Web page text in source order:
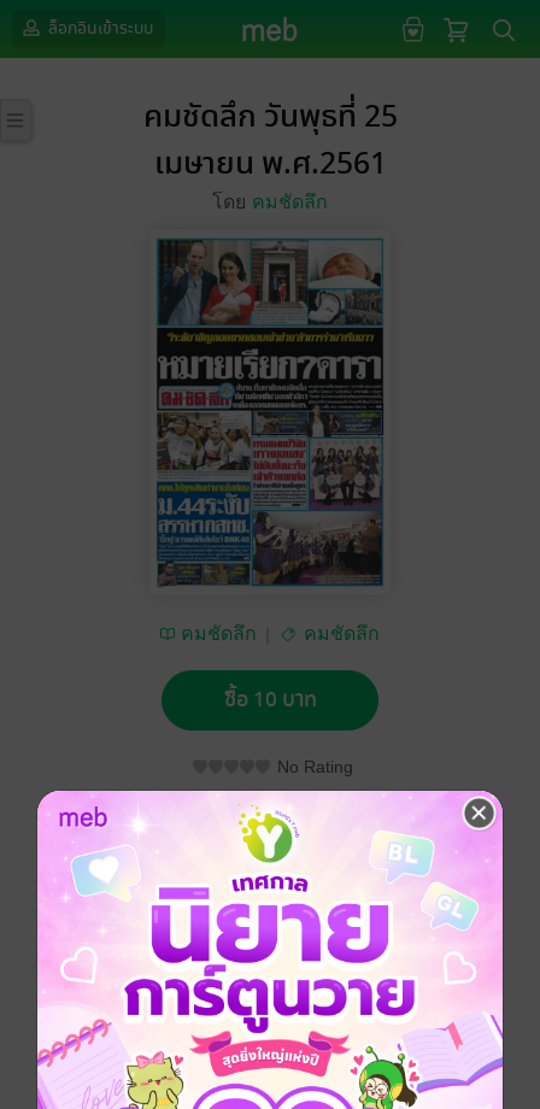
ล็อกอินเข้าระบบ
คมชัดลึก วันพุธที่ 25
เมษายน พ.ศ.2561
โดย คมชัดลึก
คมชัดลึก คมชัดลึก
ซื้อ 10 บาท
No Rating
อยากได้ ซื้อเป็นของขวัญ ติดตาม แชร์
คมชัดลึก วันพุธที่ 25 เมษายน พ.ศ.2561
ประเภทไฟล์ pdf
วันที่วางขาย 24 เมษายน 2561